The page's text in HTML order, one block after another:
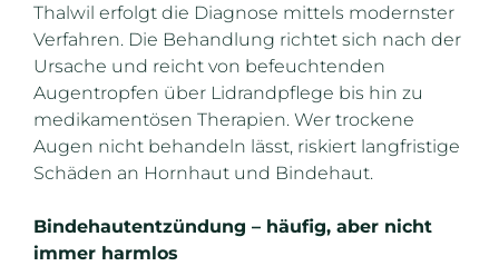
Thalwil erfolgt die Diagnose mittels modernster
Verfahren. Die Behandlung richtet sich nach der
Ursache und reicht von befeuchtenden
Augentropfen über Lidrandpflege bis hin zu
medikamentösen Therapien. Wer trockene
Augen nicht behandeln lässt, riskiert langfristige
Schäden an Hornhaut und Bindehaut.
Bindehautentzündung – häufig, aber nicht
immer harmlos